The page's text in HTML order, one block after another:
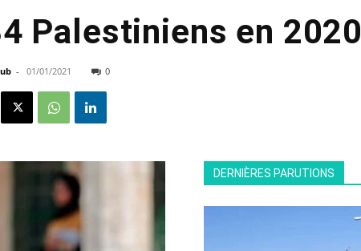
Palestiniens en 2020
- 01/01/2021 0
DERNIÈRES PARUTIONS